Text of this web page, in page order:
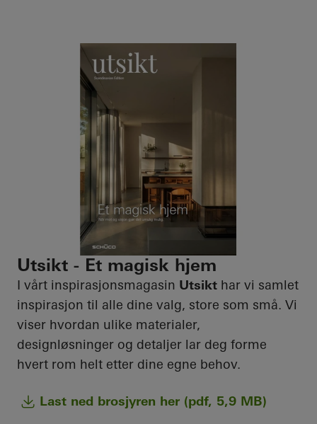
Utsikt - Et magisk hjem
I vårt inspirasjonsmagasin Utsikt har vi samlet
inspirasjon til alle dine valg, store som små. Vi
viser hvordan ulike materialer,
designløsninger og detaljer lar deg forme
hvert rom helt etter dine egne behov.
Last ned brosjyren her (pdf, 5,9 MB)